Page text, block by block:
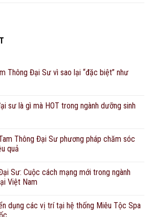
Thông Đại Sư vì sao lại “đặc biệt” như
sư là gì mà HOT trong ngành dưỡng sinh
Thông Đại Sư phương pháp chăm sóc
quả
Sư: Cuộc cách mạng mới trong ngành
Việt Nam
dụng các vị trí tại hệ thống Miêu Tộc Spa